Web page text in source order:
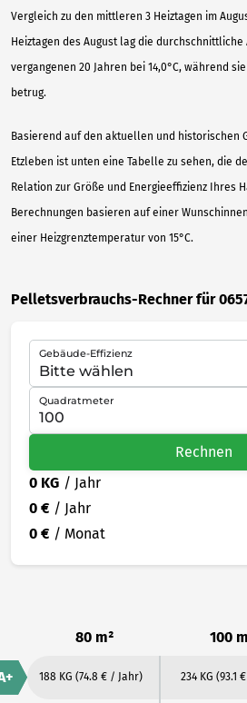
Vergleich zu den mittleren 3 Heiztagen im
Heiztagen des August lag die
vergangenen 20 Jahren bei 14,0°C, während sie
betrug.
Basierend auf den aktuellen und historischen
Etzleben ist unten eine Tabelle zu sehen, die
Relation zur Größe und Energieeffizienz Ihres
Berechnungen basieren auf einer
einer Heizgrenztemperatur von 15°C.
Pelletsverbrauchs-Rechner für
Gebäude-Effizienz
Quadratmeter
Rechnen
0 KG / Jahr
0 € / Jahr
0 € / Monat
80 m² 100
188 KG (74.8 € / Jahr) 234 KG (93.1